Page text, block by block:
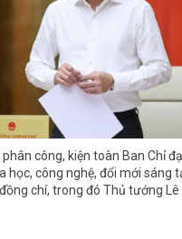
công, kiện toàn Ban Chỉ
học, công nghệ, đổi mới sáng
chí, trong đó Thủ tướng Lê